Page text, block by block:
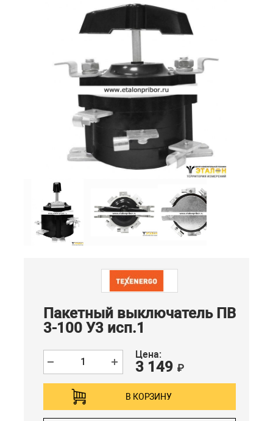
Пакетный выключатель ПВ
3-100 У3 исп.1
Цена:
3 149 ₽
В КОРЗИНУ